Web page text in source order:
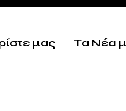
μας Τα Νέα